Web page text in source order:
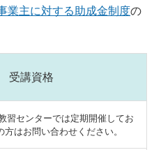
業主に対する助成金制度の
受講資格
習センターでは定期開催してお
方はお問い合わせください。